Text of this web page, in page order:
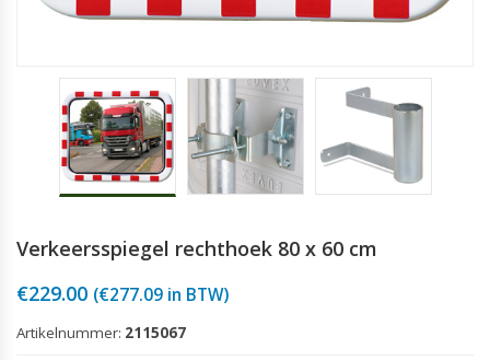
Verkeersspiegel rechthoek 80 x 60 cm
€229.00 (€277.09 in BTW)
Artikelnummer: 2115067